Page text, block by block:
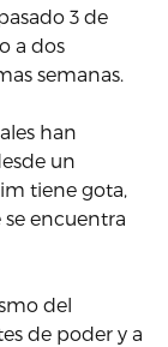
3 de
a dos
semanas.
han
un
tiene gota,
encuentra
del
de poder y a